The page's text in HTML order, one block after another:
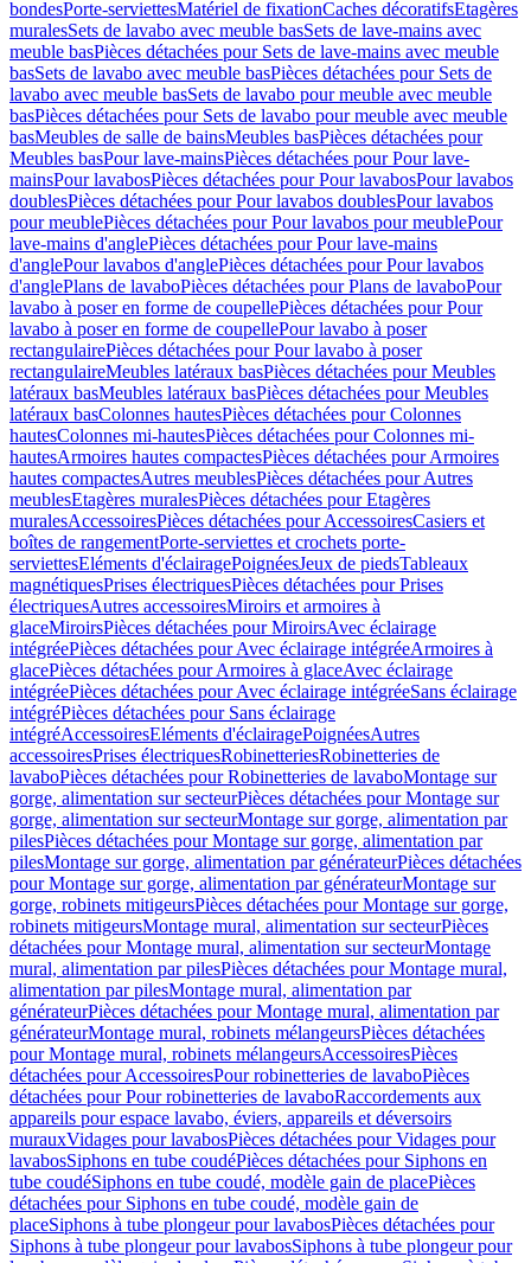
bondesPorte-serviettesMatériel de fixationCaches décoratifsEtagères
muralesSets de lavabo avec meuble basSets de lave-mains avec
meuble basPièces détachées pour Sets de lave-mains avec meuble
basSets de lavabo avec meuble basPièces détachées pour Sets de
lavabo avec meuble basSets de lavabo pour meuble avec meuble
basPièces détachées pour Sets de lavabo pour meuble avec meuble
basMeubles de salle de bainsMeubles basPièces détachées pour
Meubles basPour lave-mainsPièces détachées pour Pour lave-
mainsPour lavabosPièces détachées pour Pour lavabosPour lavabos
doublesPièces détachées pour Pour lavabos doublesPour lavabos
pour meublePièces détachées pour Pour lavabos pour meublePour
lave-mains d'anglePièces détachées pour Pour lave-mains
d'anglePour lavabos d'anglePièces détachées pour Pour lavabos
d'anglePlans de lavaboPièces détachées pour Plans de lavaboPour
lavabo à poser en forme de coupellePièces détachées pour Pour
lavabo à poser en forme de coupellePour lavabo à poser
rectangulairePièces détachées pour Pour lavabo à poser
rectangulaireMeubles latéraux basPièces détachées pour Meubles
latéraux basMeubles latéraux basPièces détachées pour Meubles
latéraux basColonnes hautesPièces détachées pour Colonnes
hautesColonnes mi-hautesPièces détachées pour Colonnes mi-
hautesArmoires hautes compactesPièces détachées pour Armoires
hautes compactesAutres meublesPièces détachées pour Autres
meublesEtagères muralesPièces détachées pour Etagères
muralesAccessoiresPièces détachées pour AccessoiresCasiers et
boîtes de rangementPorte-serviettes et crochets porte-
serviettesEléments d'éclairagePoignéesJeux de piedsTableaux
magnétiquesPrises électriquesPièces détachées pour Prises
électriquesAutres accessoiresMiroirs et armoires à
glaceMiroirsPièces détachées pour MiroirsAvec éclairage
intégréePièces détachées pour Avec éclairage intégréeArmoires à
glacePièces détachées pour Armoires à glaceAvec éclairage
intégréePièces détachées pour Avec éclairage intégréeSans éclairage
intégréPièces détachées pour Sans éclairage
intégréAccessoiresEléments d'éclairagePoignéesAutres
accessoiresPrises électriquesRobinetteriesRobinetteries de
lavaboPièces détachées pour Robinetteries de lavaboMontage sur
gorge, alimentation sur secteurPièces détachées pour Montage sur
gorge, alimentation sur secteurMontage sur gorge, alimentation par
pilesPièces détachées pour Montage sur gorge, alimentation par
pilesMontage sur gorge, alimentation par générateurPièces détachées
pour Montage sur gorge, alimentation par générateurMontage sur
gorge, robinets mitigeursPièces détachées pour Montage sur gorge,
robinets mitigeursMontage mural, alimentation sur secteurPièces
détachées pour Montage mural, alimentation sur secteurMontage
mural, alimentation par pilesPièces détachées pour Montage mural,
alimentation par pilesMontage mural, alimentation par
générateurPièces détachées pour Montage mural, alimentation par
générateurMontage mural, robinets mélangeursPièces détachées
pour Montage mural, robinets mélangeursAccessoiresPièces
détachées pour AccessoiresPour robinetteries de lavaboPièces
détachées pour Pour robinetteries de lavaboRaccordements aux
appareils pour espace lavabo, éviers, appareils et déversoirs
murauxVidages pour lavabosPièces détachées pour Vidages pour
lavabosSiphons en tube coudéPièces détachées pour Siphons en
tube coudéSiphons en tube coudé, modèle gain de placePièces
détachées pour Siphons en tube coudé, modèle gain de
placeSiphons à tube plongeur pour lavabosPièces détachées pour
Siphons à tube plongeur pour lavabosSiphons à tube plongeur pour